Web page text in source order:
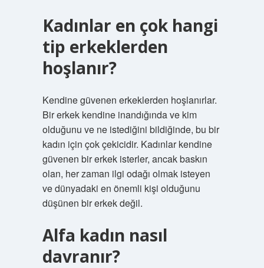
Kadınlar en çok hangi
tip erkeklerden
hoşlanır?
Kendine güvenen erkeklerden hoşlanırlar.
Bir erkek kendine inandığında ve kim
olduğunu ve ne istediğini bildiğinde, bu bir
kadın için çok çekicidir. Kadınlar kendine
güvenen bir erkek isterler, ancak baskın
olan, her zaman ilgi odağı olmak isteyen
ve dünyadaki en önemli kişi olduğunu
düşünen bir erkek değil.
Alfa kadın nasıl
davranır?